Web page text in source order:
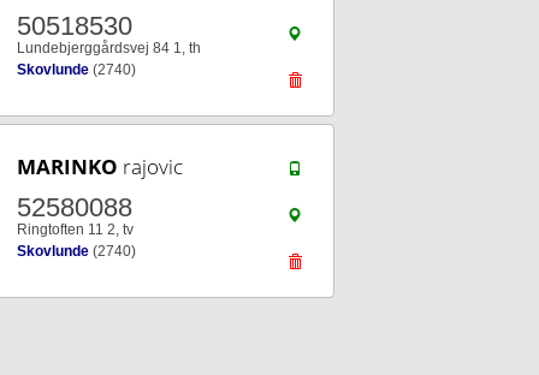
50518530
Lundebjerggårdsvej 84 1, th
Skovlunde (2740)
MARINKO rajovic
52580088
Ringtoften 11 2, tv
Skovlunde (2740)